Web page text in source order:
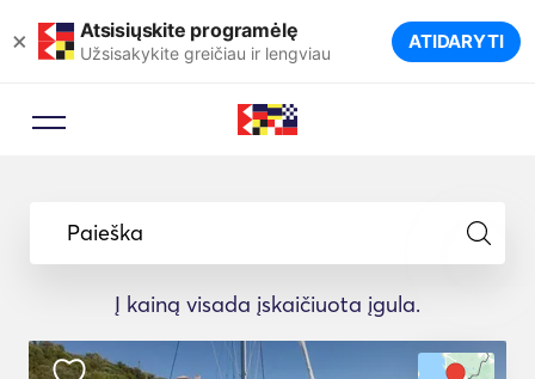
× Atsisiųskite programėlę
Užsisakykite greičiau ir lengviau ATIDARYTI
Paieška
Į kainą visada įskaičiuota įgula.